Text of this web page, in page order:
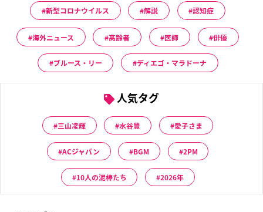
新型コロナウイルス 解説 認知症
海外ニュース 高齢者 医師 俳優
ブルース・リー ディエゴ・マラドーナ
人気タグ
三山凌輝 水谷豊 愛子さま
ACジャパン BGM 2PM
10人の泥棒たち 2026年